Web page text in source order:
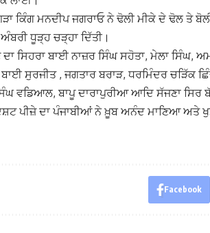
ਮਨਦੀਪ ਜਗਰਾਓ ਨੇ ਢੋਲੀ ਮੀਕੇ ਦੇ ਢੋਲ ਤੇ
ਧੂੜ੍ਹ ਚੜ੍ਹਾ ਦਿੱਤੀ।
ਸਿਹਰਾ ਬਾਈ ਨਾਜ਼ਰ ਸਿੰਘ ਸਹੋਤਾ, ਮੇਲਾ ਸਿੰਘ,
ਸੁਰਜੀਤ , ਜਗਤਾਰ ਬਰਾੜ, ਧਰਮਿੰਦਰ ਚੜਿੱਕ
ਵਡਿਆਲ, ਬਾਪੂ ਦਾਰਾਪੁਰੀਆ ਆਦਿ ਸੱਜਣਾ ਸਿਰ
ਪੀਜ਼ੇ ਦਾ ਪੰਜਾਬੀਆਂ ਨੇ ਖ਼ੂਬ ਅਨੰਦ ਮਾਣਿਆ ਅਤੇ
Facebook